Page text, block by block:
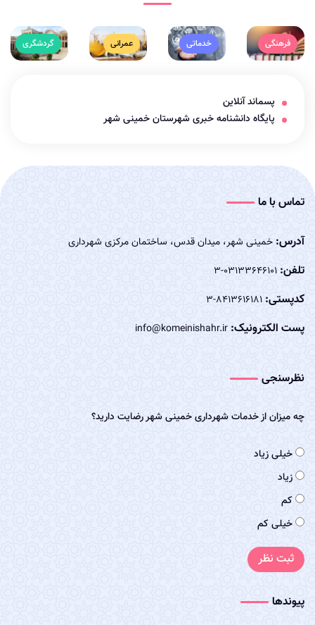
فرهنگی خدماتی عمرانی گردشگری
پسماند آنلاین
پایگاه دانشنامه خبری شهرستان خمینی شهر
تماس با ما
آدرس: خمینی شهر، میدان قدس، ساختمان مرکزی شهرداری
تلفن: 03133646101-3
کدپستی: 8413616181-3
پست الکترونیک: info@komeinishahr.ir
پیوندها
نظرسنجی
چه میزان از خدمات شهرداری خمینی شهر رضایت دارید؟
خیلی زیاد
زیاد
کم
خیلی کم
ثبت نظر